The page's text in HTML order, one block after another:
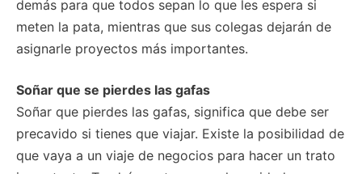
demás para que todos sepan lo que les espera si
meten la pata, mientras que sus colegas dejarán de
asignarle proyectos más importantes.
Soñar que se pierdes las gafas
Soñar que pierdes las gafas, significa que debe ser
precavido si tienes que viajar. Existe la posibilidad de
que vaya a un viaje de negocios para hacer un trato